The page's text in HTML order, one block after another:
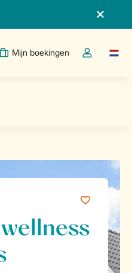
Mijn boekingen
Open deTaal